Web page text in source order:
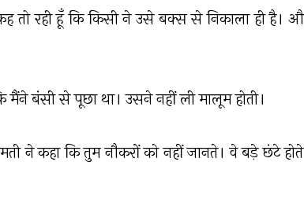
तो रही हूँ कि किसी ने उसे बक्स से निकाला ही
मैंने बंसी से पूछा था। उसने नहीं ली मालूम होती।
ने कहा कि तुम नौकरों को नहीं जानते। वे बड़े छंटे